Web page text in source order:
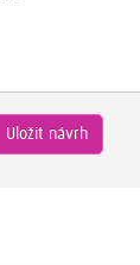
Uložit návrh